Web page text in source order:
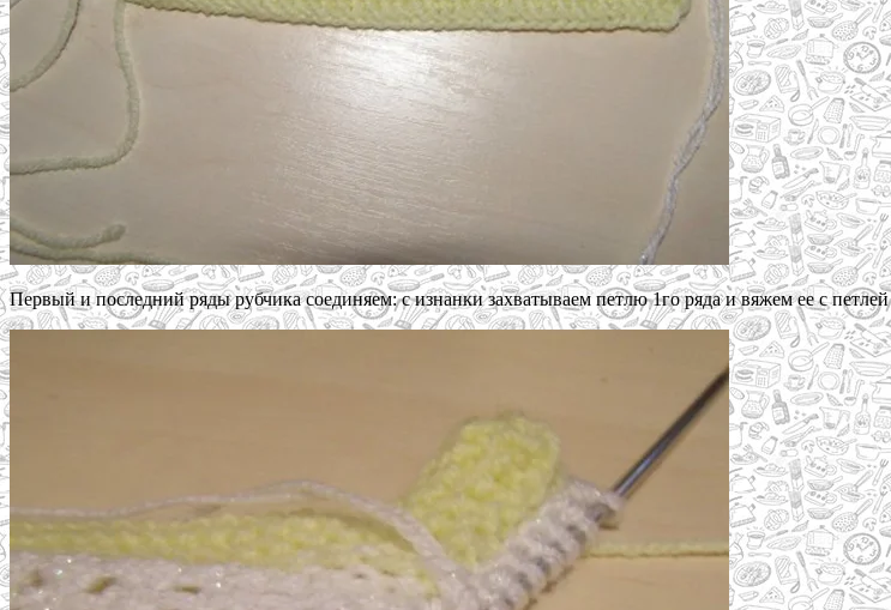
Первый и последний ряды рубчика соединяем: с изнанки захватываем петлю 1го ряда и вяжем ее с